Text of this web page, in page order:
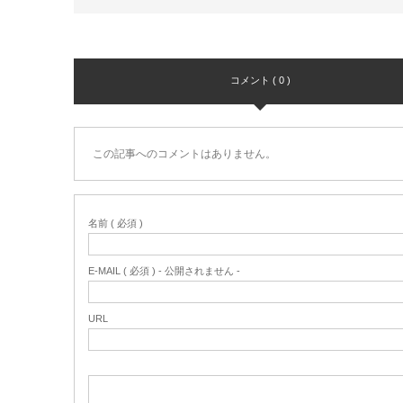
コメント ( 0 )
この記事へのコメントはありません。
名前 ( 必須 )
E-MAIL ( 必須 ) - 公開されません -
URL